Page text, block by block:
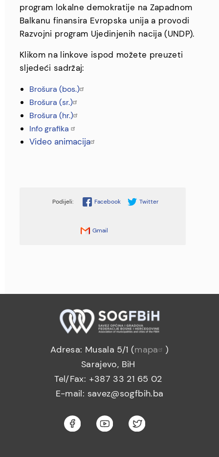
program lokalne demokratije na Zapadnom
Balkanu finansira Evropska unija a provodi
Razvojni program Ujedinjenih nacija (UNDP).
Klikom na linkove ispod možete preuzeti
sljedeći sadržaj:
Brošura (bos.)
Brošura (sr.)
Brošura (hr.)
Info grafika
Video animacija
Facebook Twitter
Gmail
Adresa: Musala 5/1 (mapa
)
Sarajevo, BiH
Tel/Fax: +387 33 21 65 02
E-mail: savez@sogfbih.ba